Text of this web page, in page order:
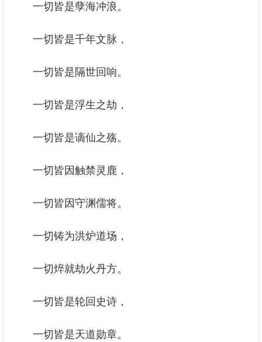
一切皆是孽海冲浪。
一切皆是千年文脉，
一切皆是隔世回响。
一切皆是浮生之劫，
一切皆是谪仙之殇。
一切皆因触禁灵鹿，
一切皆因守渊儒将。
一切铸为洪炉道场，
一切焠就劫火丹方。
一切皆是轮回史诗，
一切皆是天道勋章。